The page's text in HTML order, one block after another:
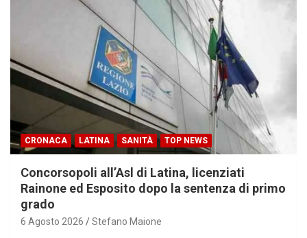
CRONACA LATINA SANITÀ TOP NEWS
Concorsopoli all’Asl di Latina, licenziati
Rainone ed Esposito dopo la sentenza di primo
grado
6 Agosto 2026 Stefano Maione